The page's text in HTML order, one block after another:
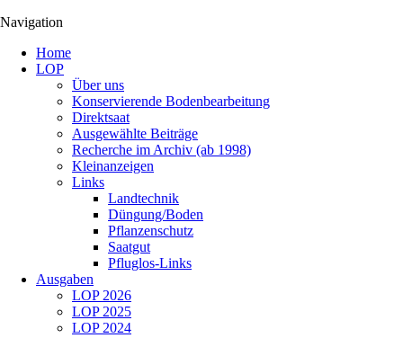
Navigation
überspringen
Home
LOP
Über uns
Konservierende Bodenbearbeitung
Direktsaat
Ausgewählte Beiträge
Recherche im Archiv (ab 1998)
Kleinanzeigen
Links
Landtechnik
Düngung/Boden
Pflanzenschutz
Saatgut
Pfluglos-Links
Ausgaben
LOP 2026
LOP 2025
LOP 2024